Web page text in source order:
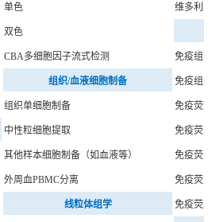
单色 维多利
双色
CBA多细胞因子流式检测 免疫组
组织/血液细胞制备 免疫组
组织单细胞制备 免疫荧
中性粒细胞提取 免疫荧
其他样本细胞制备（如血液等） 免疫荧
外周血PBMC分离 免疫荧
线粒体组学 免疫荧